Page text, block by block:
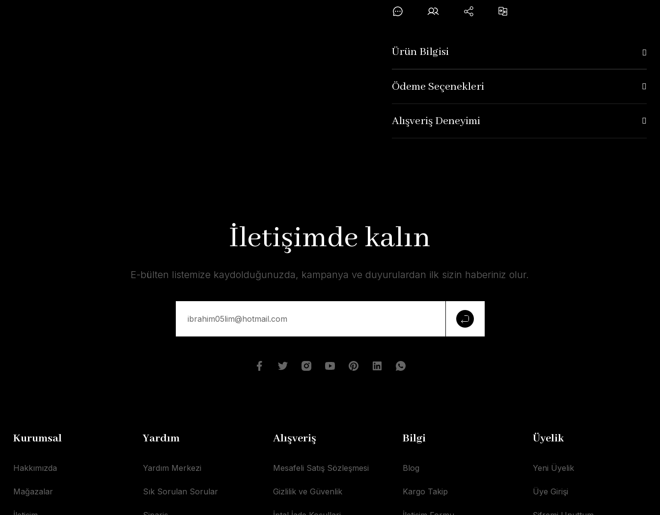
Ürün Bilgisi
Ödeme Seçenekleri
Alışveriş Deneyimi
İletişimde kalın
E-bülten listemize kaydolduğunuzda, kampanya ve duyurulardan ilk sizin haberiniz olur.
Kurumsal
Hakkımızda
Mağazalar
Yardım
Yardım Merkezi
Sık Sorulan Sorular
Alışveriş
Mesafeli Satış Sözleşmesi
Gizlilik ve Güvenlik
Bilgi
Blog
Kargo Takip
Üyelik
Yeni Üyelik
Üye Girişi